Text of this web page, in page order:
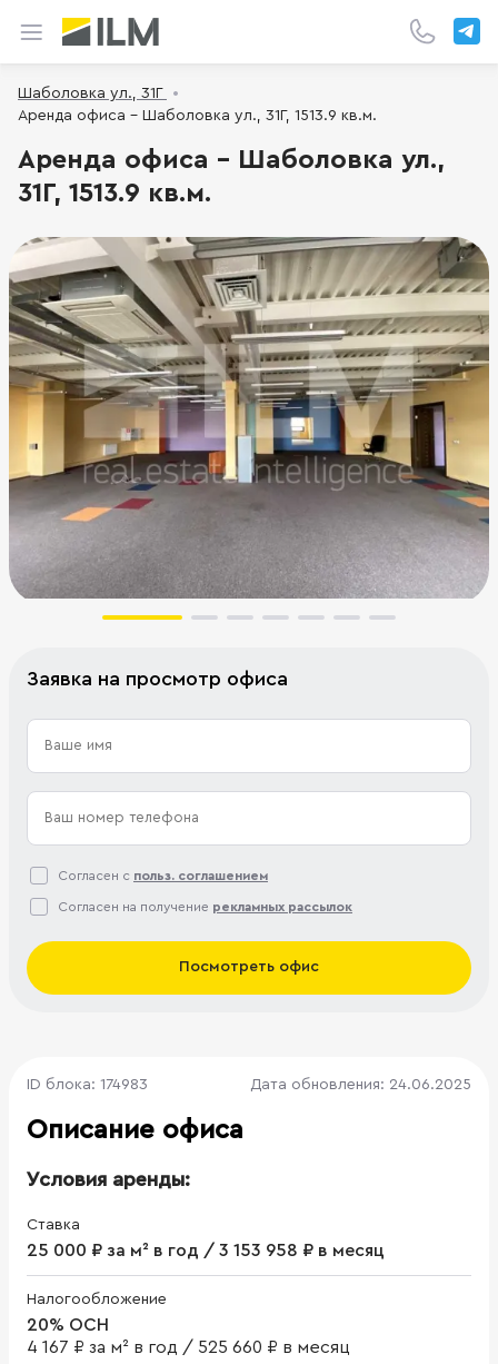
Шаболовка ул., 31Г
Аренда офиса - Шаболовка ул., 31Г, 1513.9 кв.м.
Аренда офиса - Шаболовка ул.,
31Г, 1513.9 кв.м.
Заявка на просмотр офиса
Согласен с польз. соглашением
Согласен на получение рекламных рассылок
Посмотреть офис
ID блока: 174983 Дата обновления: 24.06.2025
Описание офиса
Условия аренды:
Ставка
25 000 ₽ за м² в год / 3 153 958 ₽ в месяц
Налогообложение
20% ОСН
4 167 ₽ за м² в год / 525 660 ₽ в месяц